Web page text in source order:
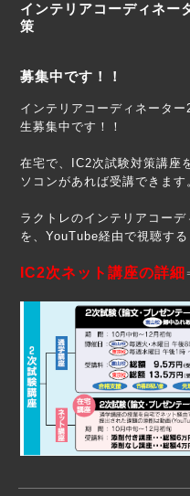
インテリアコーディネー
【ネット
募集中です！！
インテリアコーディネータ
生募集中です！！
在宅で、IC2次試験対策講座
ソコンがあれば受講できます
ラクトレのインテリアコー
を、YouTube経由で視聴する
IC2次ネット講座の詳細